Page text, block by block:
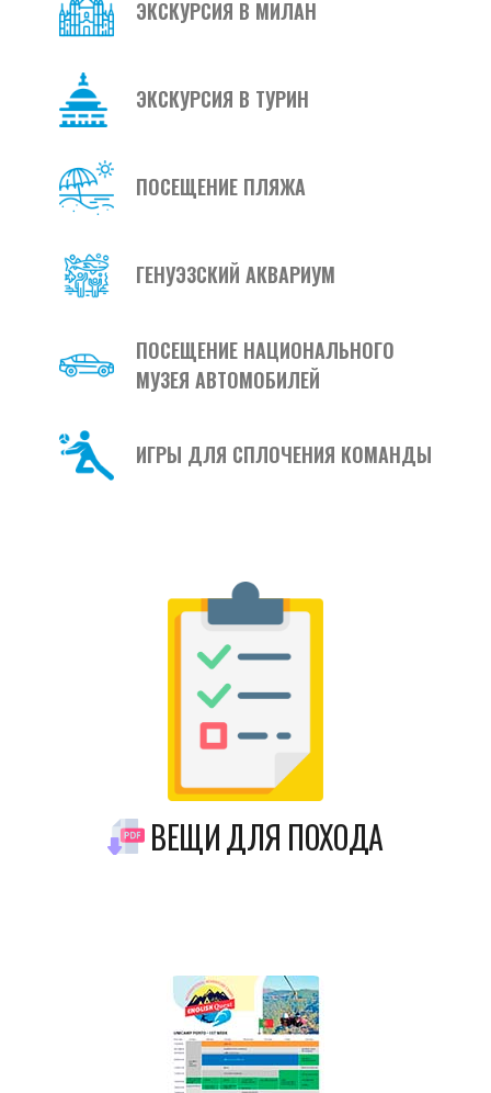
ЭКСКУРСИЯ В МИЛАН
ЭКСКУРСИЯ В ТУРИН
ПОСЕЩЕНИЕ ПЛЯЖА
ГЕНУЭЗСКИЙ АКВАРИУМ
ПОСЕЩЕНИЕ НАЦИОНАЛЬНОГО
МУЗЕЯ АВТОМОБИЛЕЙ
ИГРЫ ДЛЯ СПЛОЧЕНИЯ КОМАНДЫ
ВЕЩИ ДЛЯ ПОХОДА